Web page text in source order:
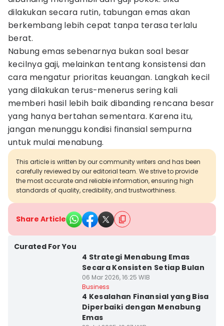
dilakukan secara rutin, tabungan emas akan
berkembang lebih cepat tanpa terasa terlalu
berat.
Nabung emas sebenarnya bukan soal besar
kecilnya gaji, melainkan tentang konsistensi dan
cara mengatur prioritas keuangan. Langkah kecil
yang dilakukan terus-menerus sering kali
memberi hasil lebih baik dibanding rencana besar
yang hanya bertahan sementara. Karena itu,
jangan menunggu kondisi finansial sempurna
untuk mulai menabung.
This article is written by our community writers and has been
carefully reviewed by our editorial team. We strive to provide
the most accurate and reliable information, ensuring high
standards of quality, credibility, and trustworthiness.
Share Article
Curated For You
4 Strategi Menabung Emas
Secara Konsisten Setiap Bulan
06 Mar 2026, 16:25 WIB
Business
4 Kesalahan Finansial yang Bisa
Diperbaiki dengan Menabung
Emas